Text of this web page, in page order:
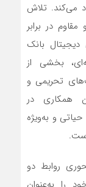
می‌کند. تلاش
در برابر
بانک
بخشی از
تحریمی و
همکاری در
حیاتی و به‌ویژه
روابط دو